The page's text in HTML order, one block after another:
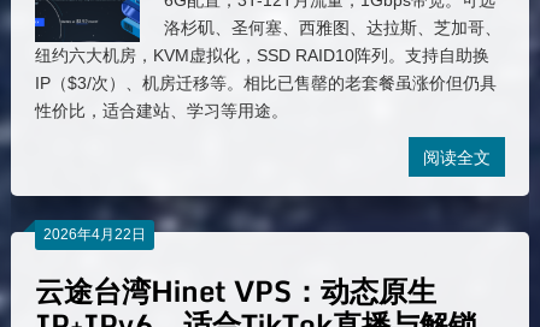
洛杉矶、圣何塞、西雅图、达拉斯、芝加哥、
纽约六大机房，KVM虚拟化，SSD RAID10阵列。支持自助换
IP（$3/次）、机房迁移等。相比已售罄的老套餐虽涨价但仍具
性价比，适合建站、学习等用途。
阅读全文
2026年4月22日
云途台湾Hinet VPS：动态原生